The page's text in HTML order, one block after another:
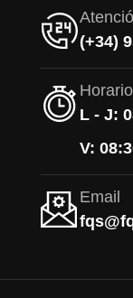
(+34)
Horario
L - J:
V:
Email